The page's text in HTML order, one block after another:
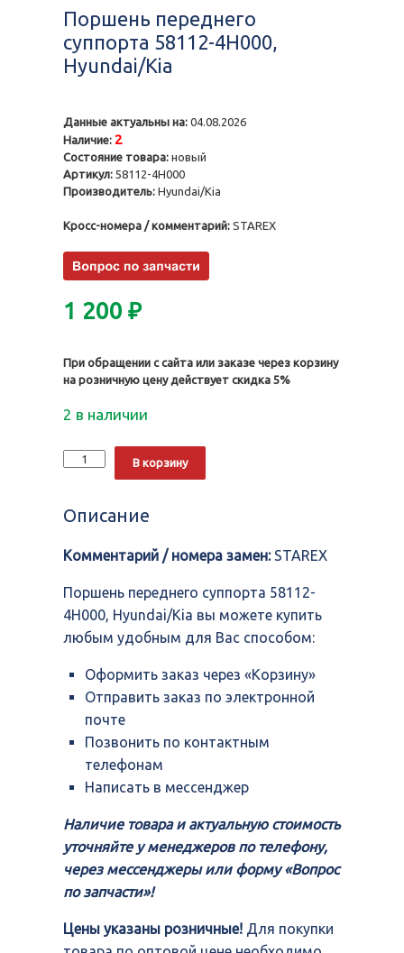
Поршень переднего
суппорта 58112-4H000,
Hyundai/Kia
Данные актуальны на: 04.08.2026
Наличие: 2
Состояние товара: новый
Артикул: 58112-4H000
Производитель: Hyundai/Kia
Кросс-номера / комментарий: STAREX
1 200 ₽
При обращении с сайта или заказе через корзину
на розничную цену действует скидка 5%
2 в наличии
Количество
Поршень
58112-
Hyundai/Kia
В корзину
Описание
Комментарий / номера замен:STAREX
Поршень переднего суппорта 58112-
4H000, Hyundai/Kia вы можете купить
любым удобным для Вас способом:
Оформить заказ через «Корзину»
Отправить заказ по электронной
почте
Позвонить по контактным
телефонам
Написать в мессенджер
Наличие товара и актуальную стоимость
уточняйте у менеджеров по телефону,
через мессенджеры или форму «Вопрос
по запчасти»!
Цены указаны розничные! Для покупки